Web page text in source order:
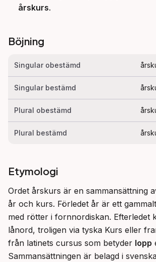
årskurs.
Böjning
Singular obestämd
Singular bestämd
Plural obestämd
Plural bestämd
Etymologi
Ordet årskurs är en sammansättning
år och kurs. Förledet år är ett
med rötter i fornnordiskan. Efterledet
lånord, troligen via tyska Kurs eller
från latinets cursus som betyder lopp
Sammansättningen är belagd i